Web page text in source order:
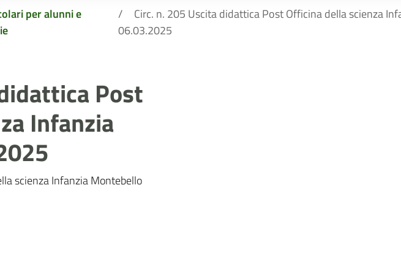
per alunni e
Circ. n. 205 Uscita didattica Post Officina della scienza
06.03.2025
Post
Infanzia
scienza Infanzia Montebello